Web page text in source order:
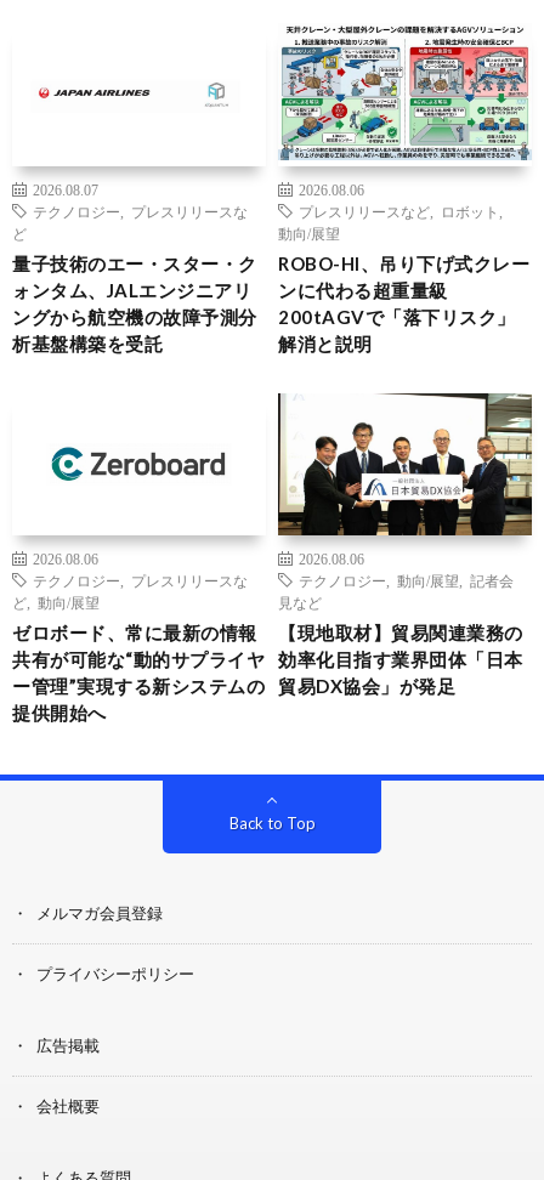
2026.08.07
テクノロジー
プレスリリースな
ど
量子技術のエー・スター・ク
ォンタム、JALエンジニアリ
ングから航空機の故障予測分
析基盤構築を受託
2026.08.06
プレスリリースなど
ロボット
動向/展望
ROBO-HI、吊り下げ式クレー
ンに代わる超重量級
200tAGVで「落下リスク」
解消と説明
2026.08.06
テクノロジー
プレスリリースな
ど
動向/展望
ゼロボード、常に最新の情報
共有が可能な“動的サプライヤ
ー管理”実現する新システムの
提供開始へ
2026.08.06
テクノロジー
動向/展望
記者会
見など
【現地取材】貿易関連業務の
効率化目指す業界団体「日本
貿易DX協会」が発足
Back to Top
メルマガ会員登録
プライバシーポリシー
広告掲載
会社概要